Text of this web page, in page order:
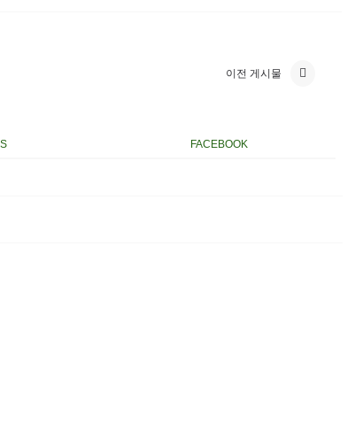
이전 게시물
FACEBOOK